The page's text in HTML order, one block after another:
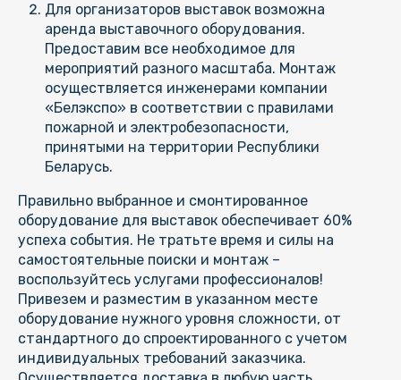
Для организаторов выставок возможна
аренда выставочного оборудования.
Предоставим все необходимое для
мероприятий разного масштаба. Монтаж
осуществляется инженерами компании
«Белэкспо» в соответствии с правилами
пожарной и электробезопасности,
принятыми на территории Республики
Беларусь.
Правильно выбранное и смонтированное
оборудование для выставок обеспечивает 60%
успеха события. Не тратьте время и силы на
самостоятельные поиски и монтаж –
воспользуйтесь услугами профессионалов!
Привезем и разместим в указанном месте
оборудование нужного уровня сложности, от
стандартного до спроектированного с учетом
индивидуальных требований заказчика.